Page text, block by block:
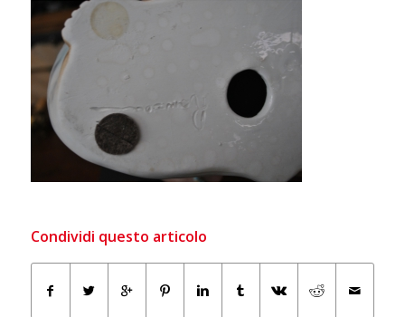
Condividi questo articolo